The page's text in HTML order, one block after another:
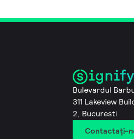
Bulevardul
311 Lakeview
2, Bucuresti
Contactaţi-